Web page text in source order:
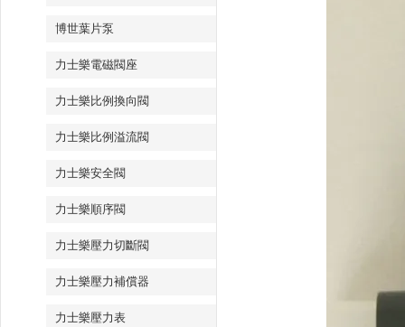
博世葉片泵
力士樂電磁閥座
力士樂比例換向閥
力士樂比例溢流閥
力士樂安全閥
力士樂順序閥
力士樂壓力切斷閥
力士樂壓力補償器
力士樂壓力表